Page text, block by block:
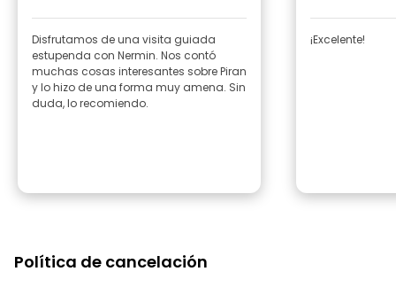
Disfrutamos de una visita guiada
estupenda con Nermin. Nos contó
muchas cosas interesantes sobre Piran
y lo hizo de una forma muy amena. Sin
duda, lo recomiendo.
good
¡Excelente!
Política de cancelación